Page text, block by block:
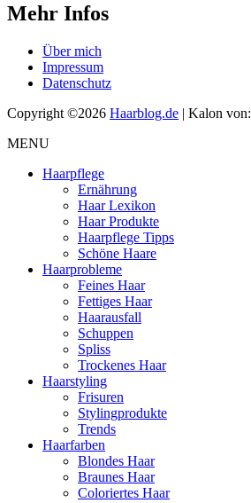
Mehr Infos
Über mich
Impressum
Datenschutz
Copyright ©2026 Haarblog.de | Kalon von:
MENU
Haarpflege
Ernährung
Haar Lexikon
Haar Produkte
Haarpflege Tipps
Schöne Haare
Haarprobleme
Feines Haar
Fettiges Haar
Haarausfall
Schuppen
Spliss
Trockenes Haar
Haarstyling
Frisuren
Stylingprodukte
Trends
Haarfarben
Blondes Haar
Braunes Haar
Coloriertes Haar